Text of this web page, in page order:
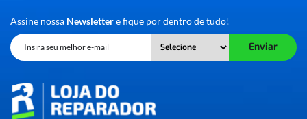
Assine nossa Newslettere fique por dentro de tudo!
Enviar